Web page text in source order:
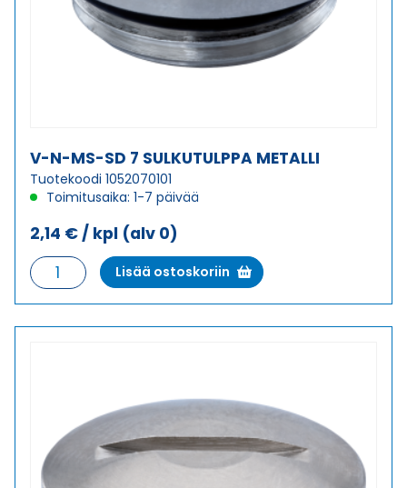
V-N-MS-SD 7 SULKUTULPPA METALLI
Tuotekoodi 1052070101
Toimitusaika: 1-7 päivää
2,14 € / kpl (alv 0)
V-
N-
MS-
Lisää ostoskoriin